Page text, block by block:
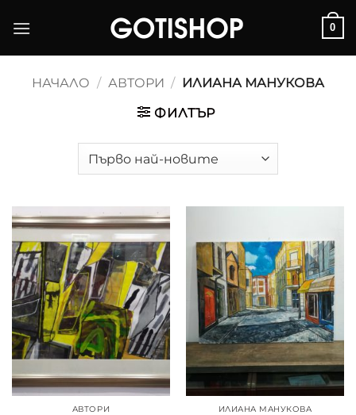
0
НАЧАЛО / АВТОРИ / ИЛИАНА МАНУКОВА
ФИЛТЪР
АВТОРИ ИЛИАНА МАНУКОВА